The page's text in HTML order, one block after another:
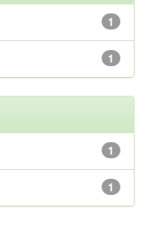
1
1
1
1